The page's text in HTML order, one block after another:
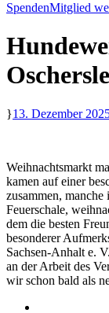
SpendenMitglied
13. Dezember
Weihnachtsmarkt
kamen auf einer
zusammen,
Feuerschale,
dem die besten
besonderer
Sachsen-Anhalt e.
an der Arbeit des
wir schon bald als